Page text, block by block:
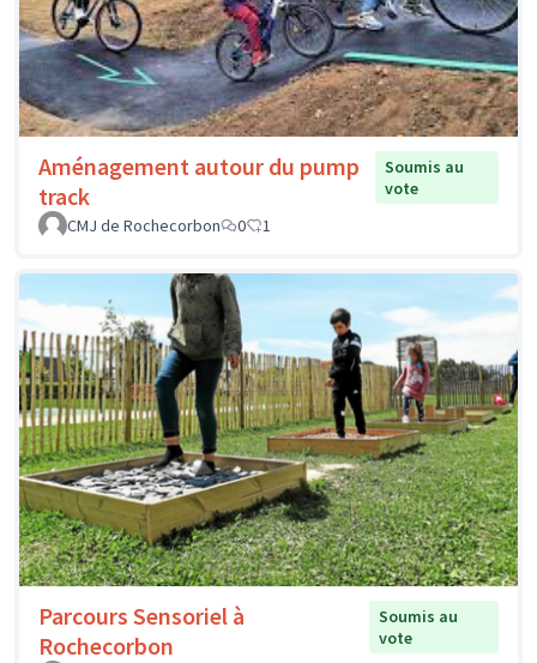
Aménagement autour du pump
track
Soumis au
vote
CMJ de Rochecorbon
0 1
Parcours Sensoriel à
Rochecorbon
Soumis au
vote